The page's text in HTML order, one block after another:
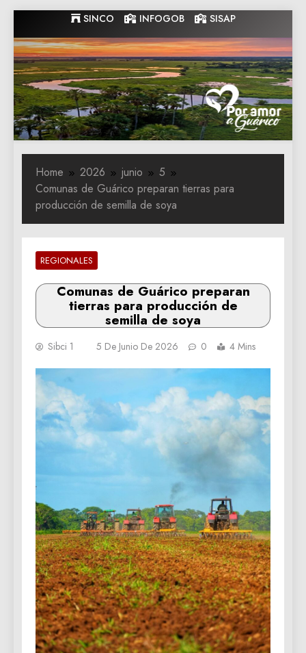
to
content
SINCO INFOGOB SISAP
Gobernacion
de Guarico
Gobernacion de Guarico
Home 2026 junio
5
Comunas de Guárico preparan tierras para
producción de semilla de soya
REGIONALES
Comunas de Guárico preparan
tierras para producción de
semilla de soya
Sibci 1 5 De Junio De 2026 0 4 Mins